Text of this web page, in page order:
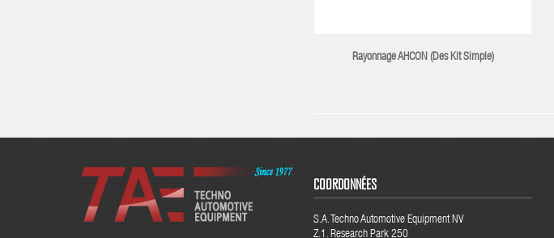
Rayonnage AHCON (des Kit Simple)
COORDONNÉES
S.A. Techno Automotive Equipment NV
Z.1. Research Park 250